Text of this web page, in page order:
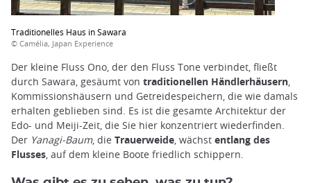
Traditionelles Haus in Sawara
© Camélia, Japan Experience
Der kleine Fluss Ono, der den Fluss Tone verbindet, fließt
durch Sawara, gesäumt von traditionellen Händlerhäusern,
Kommissionshäusern und Getreidespeichern, die wie damals
erhalten geblieben sind. Es ist die gesamte Architektur der
Edo- und Meiji-Zeit, die Sie hier konzentriert wiederfinden.
Der Yanagi-Baum, die Trauerweide, wächst entlang des
Flusses, auf dem kleine Boote friedlich schippern.